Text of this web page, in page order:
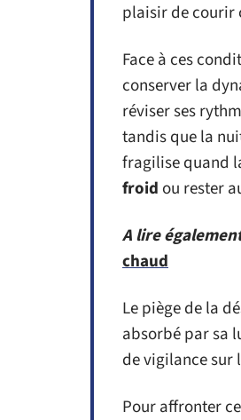
plaisir de courir
Face à ces
conserver la
réviser ses
tandis que la
fragilise quand
froid ou rester
A lire
chaud
Le piège de la
absorbé par sa
de vigilance sur
Pour affronter